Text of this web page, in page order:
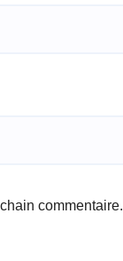
commentaire.